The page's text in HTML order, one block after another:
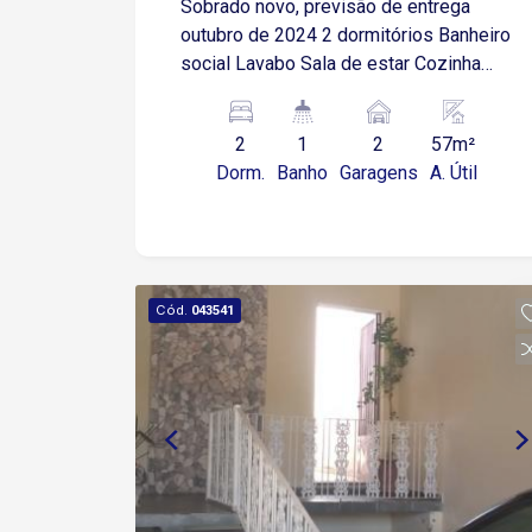
Sobrado novo, previsão de entrega
outubro de 2024 2 dormitórios Banheiro
social Lavabo Sala de estar Cozinha
descobertas
2
Dorm.
1
Banho
2
Garagens
57m²
A. Útil
Cód. 043541